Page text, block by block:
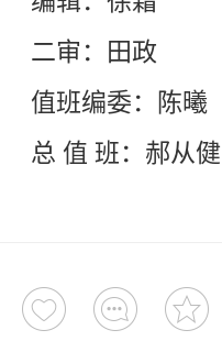
二审：田政
值班编委：陈曦
总 值 班：郝从健